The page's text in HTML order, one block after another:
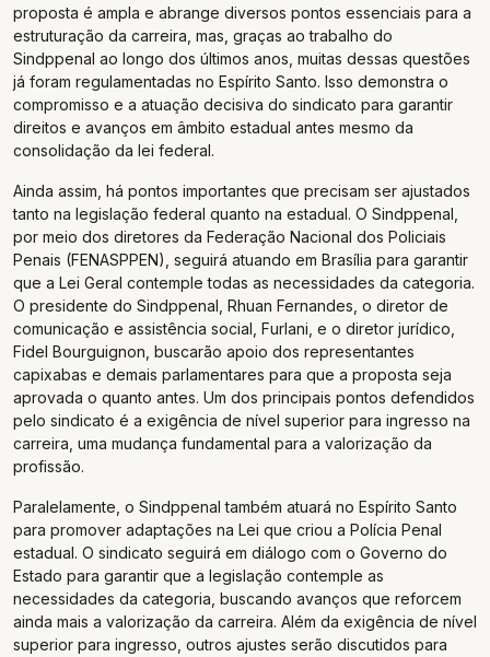
proposta é ampla e abrange diversos pontos essenciais para a
estruturação da carreira, mas, graças ao trabalho do
Sindppenal ao longo dos últimos anos, muitas dessas questões
já foram regulamentadas no Espírito Santo. Isso demonstra o
compromisso e a atuação decisiva do sindicato para garantir
direitos e avanços em âmbito estadual antes mesmo da
consolidação da lei federal.
Ainda assim, há pontos importantes que precisam ser ajustados
tanto na legislação federal quanto na estadual. O Sindppenal,
por meio dos diretores da Federação Nacional dos Policiais
Penais (FENASPPEN), seguirá atuando em Brasília para garantir
que a Lei Geral contemple todas as necessidades da categoria.
O presidente do Sindppenal, Rhuan Fernandes, o diretor de
comunicação e assistência social, Furlani, e o diretor jurídico,
Fidel Bourguignon, buscarão apoio dos representantes
capixabas e demais parlamentares para que a proposta seja
aprovada o quanto antes. Um dos principais pontos defendidos
pelo sindicato é a exigência de nível superior para ingresso na
carreira, uma mudança fundamental para a valorização da
profissão.
Paralelamente, o Sindppenal também atuará no Espírito Santo
para promover adaptações na Lei que criou a Polícia Penal
estadual. O sindicato seguirá em diálogo com o Governo do
Estado para garantir que a legislação contemple as
necessidades da categoria, buscando avanços que reforcem
ainda mais a valorização da carreira. Além da exigência de nível
superior para ingresso, outros ajustes serão discutidos para